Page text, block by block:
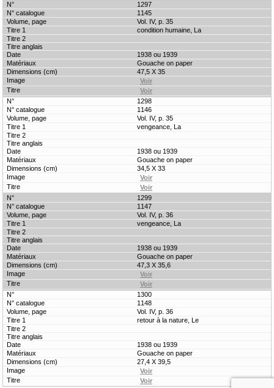
1297
1145
Vol. IV, p. 35
condition humaine, La
1938 ou 1939
Gouache on paper
47,5 X 35
1298
1146
Vol. IV, p. 35
vengeance, La
1938 ou 1939
Gouache on paper
34,5 X 33
1299
1147
Vol. IV, p. 36
vengeance, La
1938 ou 1939
Gouache on paper
47,3 X 35,6
1300
1148
Vol. IV, p. 36
retour à la nature, Le
1938 ou 1939
Gouache on paper
27,4 X 39,5